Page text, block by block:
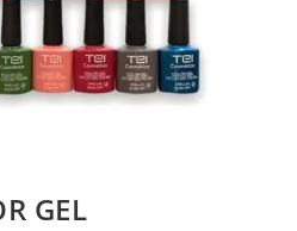
GEL